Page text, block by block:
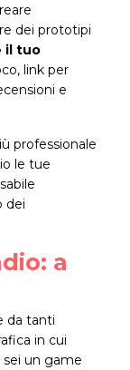
dei prototipi
il tuo
link per
e
professionale
le tue
dei
a
da tanti
in cui
sei un game